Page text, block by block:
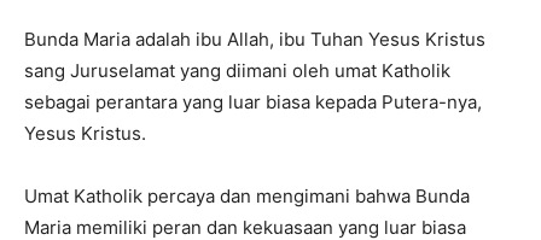
Bunda Maria adalah ibu Allah, ibu Tuhan Yesus Kristus
sang Juruselamat yang diimani oleh umat Katholik
sebagai perantara yang luar biasa kepada Putera-nya,
Yesus Kristus.
Umat Katholik percaya dan mengimani bahwa Bunda
Maria memiliki peran dan kekuasaan yang luar biasa